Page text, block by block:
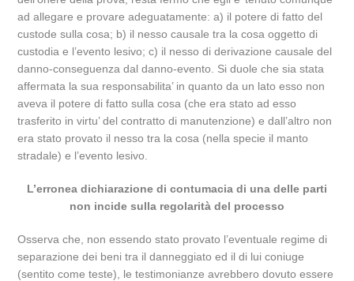
ad allegare e provare adeguatamente: a) il potere di fatto del
custode sulla cosa; b) il nesso causale tra la cosa oggetto di
custodia e l’evento lesivo; c) il nesso di derivazione causale del
danno-conseguenza dal danno-evento. Si duole che sia stata
affermata la sua responsabilita’ in quanto da un lato esso non
aveva il potere di fatto sulla cosa (che era stato ad esso
trasferito in virtu’ del contratto di manutenzione) e dall’altro non
era stato provato il nesso tra la cosa (nella specie il manto
stradale) e l’evento lesivo.
L’erronea dichiarazione di contumacia di una delle parti
non incide sulla regolarità del processo
Osserva che, non essendo stato provato l’eventuale regime di
separazione dei beni tra il danneggiato ed il di lui coniuge
(sentito come teste), le testimonianze avrebbero dovuto essere